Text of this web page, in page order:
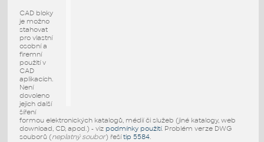
CAD bloky
je možno
stahovat
pro vlastní
osobní a
firemní
použití v
CAD
aplikacích.
Není
dovoleno
jejich další
šíření
formou elektronických katalogů, médií či služeb (jiné katalogy, web
download, CD, apod.) - viz podmínky použití. Problém verze DWG
souborů (neplatný soubor) řešítip 5584.